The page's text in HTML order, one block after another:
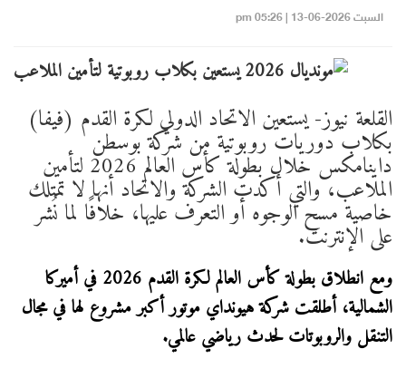
السبت 2026-06-13 | 05:26 pm
القلعة نيوز- يستعين الاتحاد الدولي لكرة القدم (فيفا)
بكلاب دوريات روبوتية من شركة بوسطن
داينامكس خلال بطولة كأس العالم 2026 لتأمين
الملاعب، والتي أكدت الشركة والاتحاد أنها لا تمتلك
خاصية مسح الوجوه أو التعرف عليها، خلافًا لما نُشر
على الإنترنت.
ومع انطلاق بطولة كأس العالم لكرة القدم 2026 في أميركا
الشمالية، أطلقت شركة هيونداي موتور أكبر مشروع لها في مجال
التنقل والروبوتات لحدث رياضي عالمي.